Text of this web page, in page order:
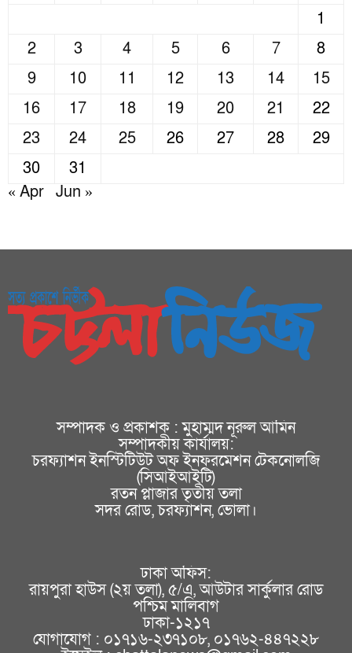
1
2
3 4 5 6 7
8
9
10 11 12 13 14
15
16
17 18 19 20 21
22
23
24 25 26 27 28
29
30
31
« Apr Jun »
সম্পাদক ও প্রকাশক : মুহাম্মদ নূরুল আমিন
সম্পাদকীয় কার্যালয়:
চরফ্যাশন ইনস্টিটিউট অফ ইনফরমেশন টেকনোলজি
(সিআইআইটি)
রতন প্লাজার তৃতীয় তলা
সদর রোড, চরফ্যাশন, ভোলা।
ঢাকা অফিস:
রায়পুরা হাউস (২য় তলা), ৫/এ, আউটার সার্কুলার রোড
পশ্চিম মালিবাগ
ঢাকা-১২১৭
যোগাযোগ : ০১৭১৬-২৩৭১০৮, ০১৭৬২-৪৪৭২২৮